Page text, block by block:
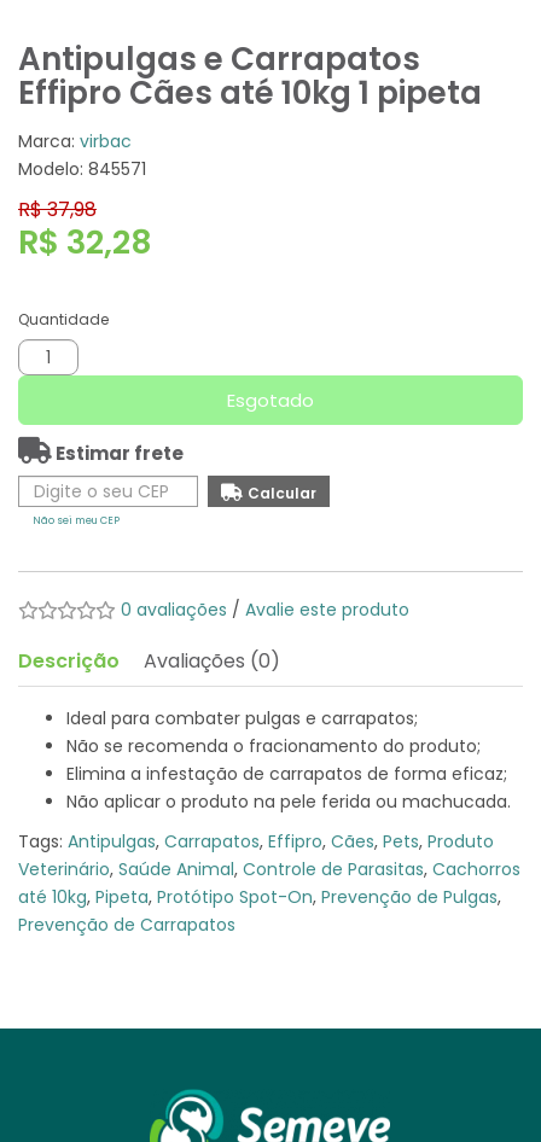
Antipulgas e Carrapatos
Effipro Cães até 10kg 1 pipeta
Marca: virbac
Modelo: 845571
R$ 37,98
R$ 32,28
Quantidade
Esgotado
Estimar frete
Não sei meu CEP
0 avaliações / Avalie este produto
Descrição Avaliações (0)
Ideal para combater pulgas e carrapatos;
Não se recomenda o fracionamento do produto;
Elimina a infestação de carrapatos de forma eficaz;
Não aplicar o produto na pele ferida ou machucada.
Tags: Antipulgas, Carrapatos, Effipro, Cães, Pets, Produto
Veterinário, Saúde Animal, Controle de Parasitas, Cachorros
até 10kg, Pipeta, Protótipo Spot-On, Prevenção de Pulgas,
Prevenção de Carrapatos